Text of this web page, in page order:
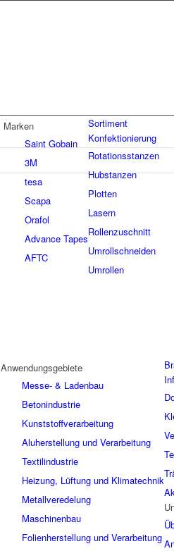
Sortiment
Marken
Saint Gobain
3M
tesa
Scapa
Orafol
Advance Tapes
AFTC
Konfektionierung
Rotationsstanzen
Hubstanzen
Plotten
Lasern
Rollenzuschnitt
Umrollschneiden
Umrollen
Anwendungsgebiete
Messe- & Ladenbau
Betonindustrie
Kunststoffverarbeitung
Aluherstellung und Verarbeitung
Textilindustrie
Heizung, Lüftung und Klimatechnik
Metallveredelung
Maschinenbau
Folienherstellung und Verarbeitung